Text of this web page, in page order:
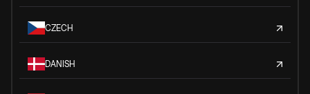
CZECH
DANISH